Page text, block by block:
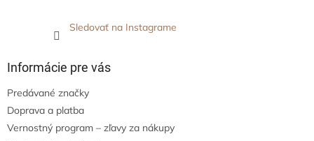
Sledovať na Instagrame
Informácie pre vás
Predávané značky
Doprava a platba
Vernostný program – zľavy za nákupy